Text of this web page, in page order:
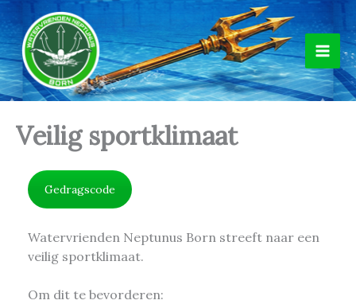
naar
de
inhoud
Veilig sportklimaat
Gedragscode
Watervrienden Neptunus Born streeft naar een
veilig sportklimaat.
Om dit te bevorderen: